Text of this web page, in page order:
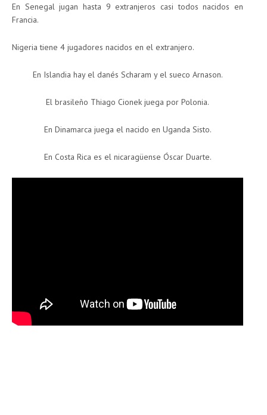
En Senegal jugan hasta 9 extranjeros casi todos nacidos en
Francia.
Nigeria tiene 4 jugadores nacidos en el extranjero.
En Islandia hay el danés Scharam y el sueco Arnason.
El brasileño Thiago Cionek juega por Polonia.
En Dinamarca juega el nacido en Uganda Sisto.
En Costa Rica es el nicaragüense Óscar Duarte.